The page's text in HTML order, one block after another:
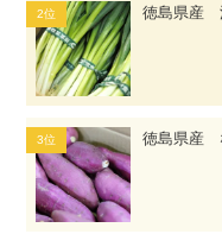
徳島県産
徳島県産